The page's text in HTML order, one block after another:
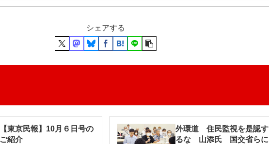
シェアする
【東京民報】10月６日号の
ご紹介
外環道 住民監視を是認す
るな 山添氏 国交省らに